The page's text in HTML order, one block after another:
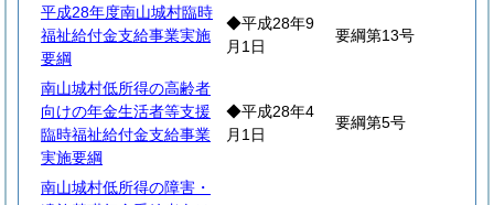
平成28年度南山城村臨時
福祉給付金支給事業実施
要綱
◆平成28年9
月1日
要綱第13号
南山城村低所得の高齢者
向けの年金生活者等支援
臨時福祉給付金支給事業
実施要綱
◆平成28年4
月1日
要綱第5号
南山城村低所得の障害・